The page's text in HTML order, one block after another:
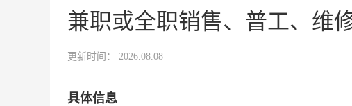
兼职或全职销售、普工、维
更新时间： 2026.08.08
具体信息